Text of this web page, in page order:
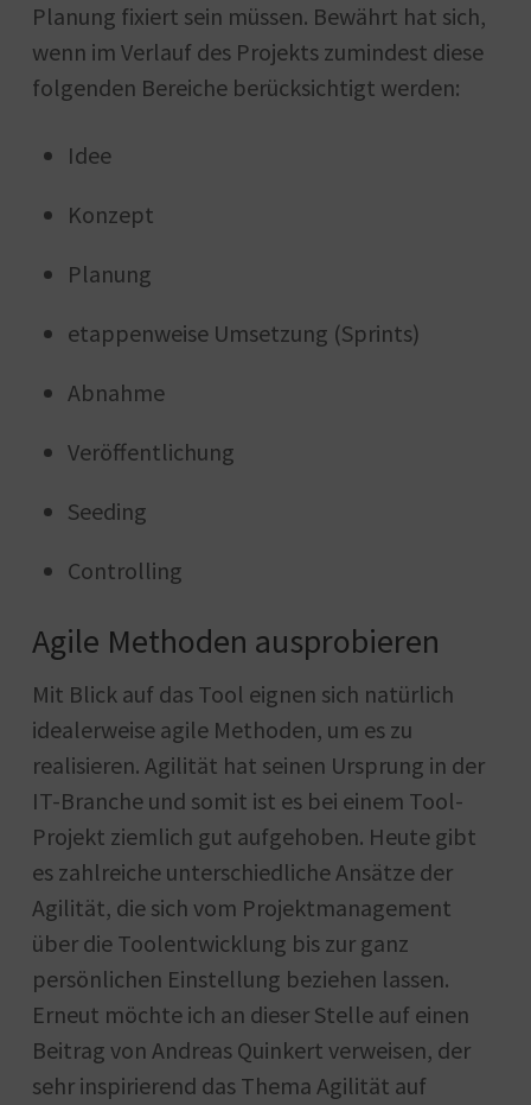
Planung fixiert sein müssen. Bewährt hat sich,
wenn im Verlauf des Projekts zumindest diese
folgenden Bereiche berücksichtigt werden:
Idee
Konzept
Planung
etappenweise Umsetzung (Sprints)
Abnahme
Veröffentlichung
Seeding
Controlling
Agile Methoden ausprobieren
Mit Blick auf das Tool eignen sich natürlich
idealerweise agile Methoden, um es zu
realisieren. Agilität hat seinen Ursprung in der
IT-Branche und somit ist es bei einem Tool-
Projekt ziemlich gut aufgehoben. Heute gibt
es zahlreiche unterschiedliche Ansätze der
Agilität, die sich vom Projektmanagement
über die Toolentwicklung bis zur ganz
persönlichen Einstellung beziehen lassen.
Erneut möchte ich an dieser Stelle auf einen
Beitrag von Andreas Quinkert verweisen, der
sehr inspirierend das Thema Agilität auf